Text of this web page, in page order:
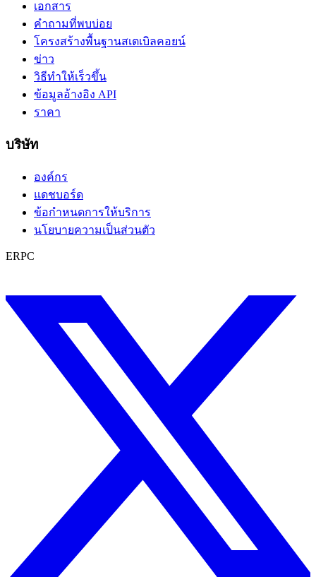
เอกสาร
คำถามที่พบบ่อย
โครงสร้างพื้นฐานสเตเบิลคอยน์
ข่าว
วิธีทำให้เร็วขึ้น
ข้อมูลอ้างอิง API
ราคา
บริษัท
องค์กร
แดชบอร์ด
ข้อกำหนดการให้บริการ
นโยบายความเป็นส่วนตัว
ERPC